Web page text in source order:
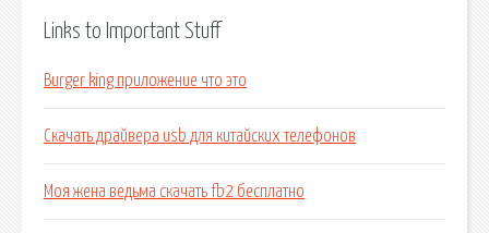
Links to Important Stuff
Burger king приложение что это
Скачать драйвера usb для китайских телефонов
Моя жена ведьма скачать fb2 бесплатно